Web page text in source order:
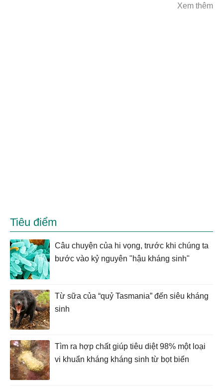
Xem thêm
Tiêu điểm
Câu chuyện của hi vọng, trước khi chúng ta
bước vào kỷ nguyên "hậu kháng sinh"
Từ sữa của “quỷ Tasmania” đến siêu kháng
sinh
Tìm ra hợp chất giúp tiêu diệt 98% một loại
vi khuẩn kháng kháng sinh từ bọt biển